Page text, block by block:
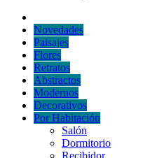
Novedades
Paisajes
Flores
Retratos
Abstractos
Modernos
Decorativos
Por Habitación
Salón
Dormitorio
Recibidor